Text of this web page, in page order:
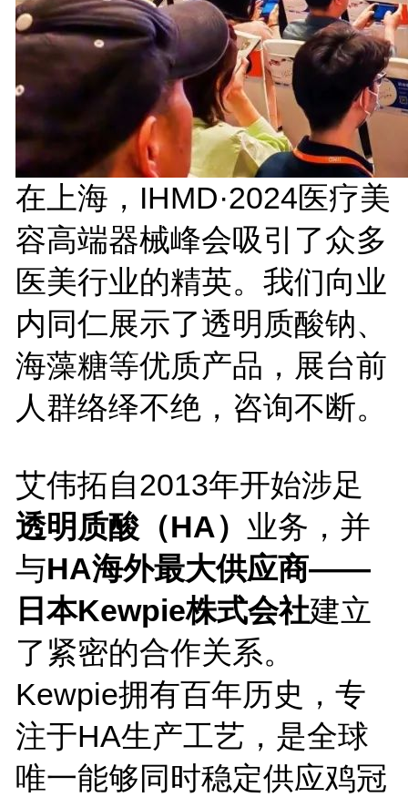
在上海，IHMD·2024医疗美
容高端器械峰会吸引了众多
医美行业的精英。我们向业
内同仁展示了透明质酸钠、
海藻糖等优质产品，展台前
人群络绎不绝，咨询不断。
艾伟拓自2013年开始涉足
透明质酸（HA） 业务，并
与HA海外最大供应商——
日本Kewpie株式会社建立
了紧密的合作关系。
Kewpie拥有百年历史，专
注于HA生产工艺，是全球
唯一能够同时稳定供应鸡冠